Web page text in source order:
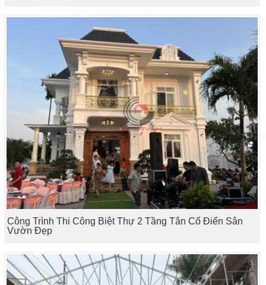
Công Trình Thi Công Biệt Thự 2 Tầng Tân Cổ Điển Sân
Vườn Đẹp